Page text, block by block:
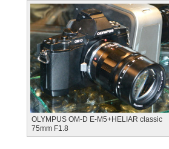
OLYMPUS OM-D E-M5+HELIAR classic
75mm F1.8